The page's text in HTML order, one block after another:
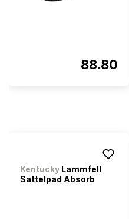
88.80
Kentucky Lammfell
Sattelpad Absorb